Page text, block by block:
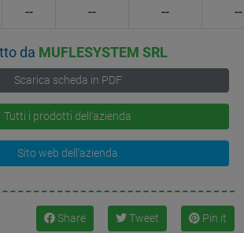
-- -- -- --
da MUFLESYSTEM SRL
Scarica scheda in PDF
Tutti i prodotti dell'azienda
Sito web dell'azienda
Share Tweet Pin it